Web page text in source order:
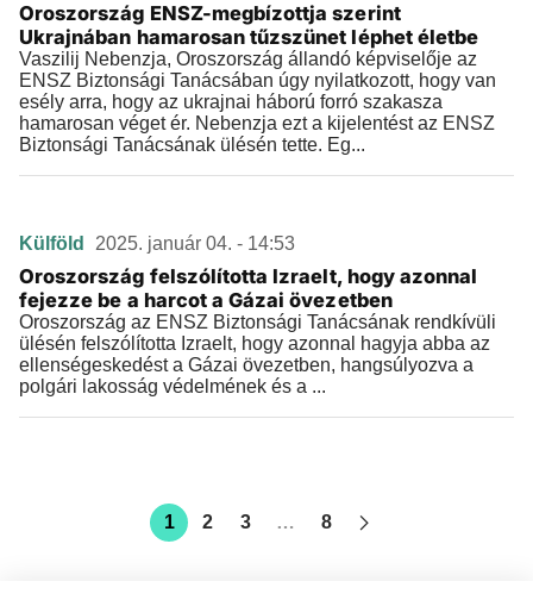
Oroszország ENSZ-megbízottja szerint
Ukrajnában hamarosan tűzszünet léphet életbe
Vaszilij Nebenzja, Oroszország állandó képviselője az
ENSZ Biztonsági Tanácsában úgy nyilatkozott, hogy van
esély arra, hogy az ukrajnai háború forró szakasza
hamarosan véget ér. Nebenzja ezt a kijelentést az ENSZ
Biztonsági Tanácsának ülésén tette. Eg...
Külföld 2025. január 04. - 14:53
Oroszország felszólította Izraelt, hogy azonnal
fejezze be a harcot a Gázai övezetben
Oroszország az ENSZ Biztonsági Tanácsának rendkívüli
ülésén felszólította Izraelt, hogy azonnal hagyja abba az
ellenségeskedést a Gázai övezetben, hangsúlyozva a
polgári lakosság védelmének és a ...
1 2 3 … 8